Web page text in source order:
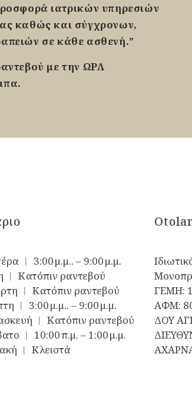
ιατρικών υπηρεσιών
καθώς και σύγχρονων,
σε κάθε ασθενή.”
με την ΩΡΛ
︱ 3:00 μ.μ.. – 9:00 μ.μ.
︱ Κατόπιν ραντεβού
︱ Κατόπιν ραντεβού
︱ 3:00 μ.μ.. – 9:00 μ.μ.
︱ Κατόπιν ραντεβού
︱ 10:00 π.μ. – 1:00 μ.μ.
︱ Κλειστά
ΓΕΜΗ:
ΑΦΜ:
ΔΟΥ